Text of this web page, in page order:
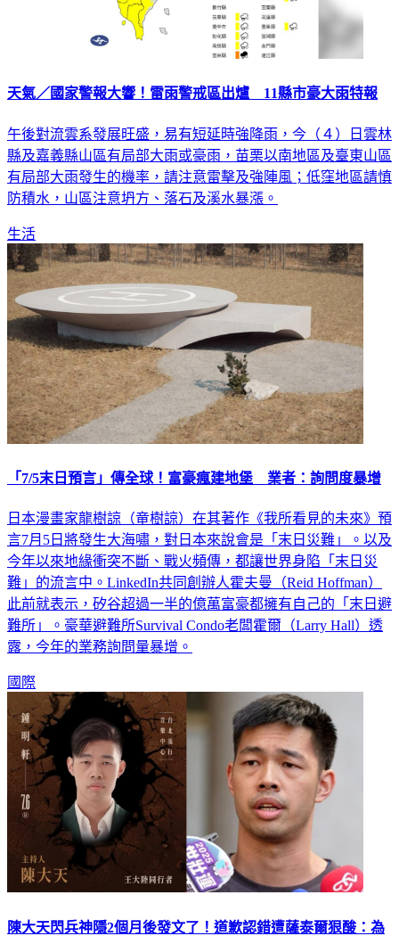
天氣／國家警報大響！雷雨警戒區出爐 11縣市豪大雨特報
午後對流雲系發展旺盛，易有短延時強降雨，今（４）日雲林
縣及嘉義縣山區有局部大雨或豪雨，苗栗以南地區及臺東山區
有局部大雨發生的機率，請注意雷擊及強陣風；低窪地區請慎
防積水，山區注意坍方、落石及溪水暴漲。
生活
「7/5末日預言」傳全球！富豪瘋建地堡 業者：詢問度暴增
日本漫畫家龍樹諒（竜樹諒）在其著作《我所看見的未來》預
言7月5日將發生大海嘯，對日本來說會是「末日災難」。以及
今年以來地緣衝突不斷、戰火頻傳，都讓世界身陷「末日災
難」的流言中。LinkedIn共同創辦人霍夫曼（Reid Hoffman）
此前就表示，矽谷超過一半的億萬富豪都擁有自己的「末日避
難所」。豪華避難所Survival Condo老闆霍爾（Larry Hall）透
露，今年的業務詢問量暴增。
國際
陳大天閃兵神隱2個月後發文了！道歉認錯遭薩泰爾狠酸：為